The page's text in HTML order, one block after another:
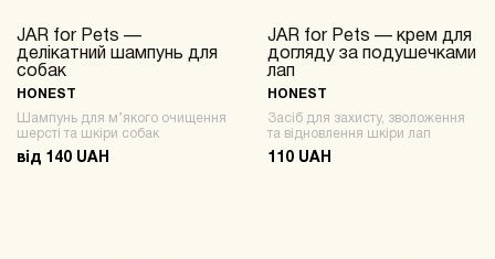
JAR for Pets —
делікатний шампунь для
собак
HONEST
Шампунь для м’якого очищення
шерсті та шкіри собак
від 140 UAH
NEW
JAR for Pets — крем для
догляду за подушечками
лап
HONEST
Засіб для захисту, зволоження
та відновлення шкіри лап
110 UAH